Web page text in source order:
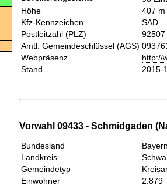
Höhe
407 m
Kfz-Kennzeichen
SAD
Postleitzahl (PLZ)
92507
Amtl. Gemeindeschlüssel (AGS)
Webpräsenz
http://
Stand
2015-
Vorwahl 09433 - Schmidgaden
Bundesland
Landkreis
Gemeindetyp
Einwohner
2.879